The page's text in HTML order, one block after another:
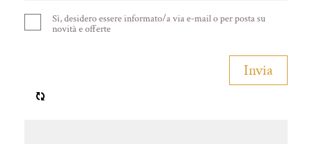
Sì, desidero essere informato/a via e-mail o per posta su
novità e offerte